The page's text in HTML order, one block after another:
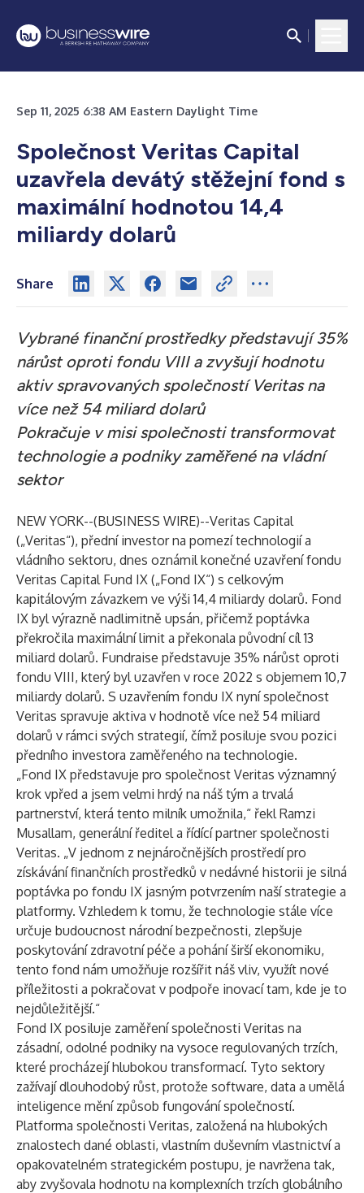
Sep 11, 2025 6:38 AM Eastern Daylight Time
Společnost Veritas Capital
uzavřela devátý stěžejní fond s
maximální hodnotou 14,4
miliardy dolarů
Share
Vybrané finanční prostředky představují 35%
nárůst oproti fondu VIII a zvyšují hodnotu
aktiv spravovaných společností Veritas na
více než 54 miliard dolarů
Pokračuje v misi společnosti transformovat
technologie a podniky zaměřené na vládní
sektor
NEW YORK--(BUSINESS WIRE)--Veritas Capital
(„Veritas“), přední investor na pomezí technologií a
vládního sektoru, dnes oznámil konečné uzavření fondu
Veritas Capital Fund IX („Fond IX“) s celkovým
kapitálovým závazkem ve výši 14,4 miliardy dolarů. Fond
IX byl výrazně nadlimitně upsán, přičemž poptávka
překročila maximální limit a překonala původní cíl 13
miliard dolarů. Fundraise představuje 35% nárůst oproti
fondu VIII, který byl uzavřen v roce 2022 s objemem 10,7
miliardy dolarů. S uzavřením fondu IX nyní společnost
Veritas spravuje aktiva v hodnotě více než 54 miliard
dolarů v rámci svých strategií, čímž posiluje svou pozici
předního investora zaměřeného na technologie.
„Fond IX představuje pro společnost Veritas významný
krok vpřed a jsem velmi hrdý na náš tým a trvalá
partnerství, která tento milník umožnila,“ řekl Ramzi
Musallam, generální ředitel a řídící partner společnosti
Veritas. „V jednom z nejnáročnějších prostředí pro
získávání finančních prostředků v nedávné historii je silná
poptávka po fondu IX jasným potvrzením naší strategie a
platformy. Vzhledem k tomu, že technologie stále více
určuje budoucnost národní bezpečnosti, zlepšuje
poskytování zdravotní péče a pohání širší ekonomiku,
tento fond nám umožňuje rozšířit náš vliv, využít nové
příležitosti a pokračovat v podpoře inovací tam, kde je to
nejdůležitější.“
Fond IX posiluje zaměření společnosti Veritas na
zásadní, odolné podniky na vysoce regulovaných trzích,
které procházejí hlubokou transformací. Tyto sektory
zažívají dlouhodobý růst, protože software, data a umělá
inteligence mění způsob fungování společností.
Platforma společnosti Veritas, založená na hlubokých
znalostech dané oblasti, vlastním duševním vlastnictví a
opakovatelném strategickém postupu, je navržena tak,
aby zvyšovala hodnotu na komplexních trzích globálního